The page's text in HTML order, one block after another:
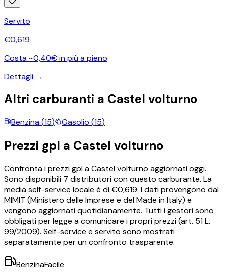
Servito
€0,619
Costa ~0,40€ in più a pieno
Dettagli →
Altri carburanti a Castel volturno
Benzina(15) Gasolio (15)
Prezzi gpl a Castel volturno
Confronta i prezzigplaCastel volturno aggiornati oggi.
Sono disponibili 7 distributori con questo carburante. La
media self-service locale è di €0,619. I dati provengono dal
MIMIT (Ministero delle Imprese e del Made in Italy) e
vengono aggiornati quotidianamente. Tutti i gestori sono
obbligati per legge a comunicare i propri prezzi (art. 51 L.
99/2009). Self-service e servito sono mostrati
separatamente per un confronto trasparente.
BenzinaFacile